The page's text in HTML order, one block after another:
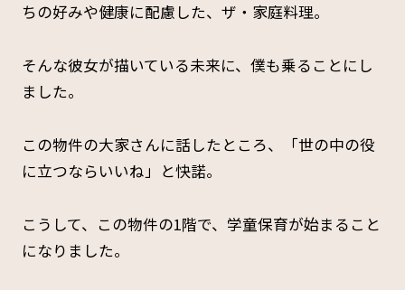
ちの好みや健康に配慮した、ザ・家庭料理。
そんな彼女が描いている未来に、僕も乗ることにし
ました。
この物件の大家さんに話したところ、「世の中の役
に立つならいいね」と快諾。
こうして、この物件の1階で、学童保育が始まること
になりました。